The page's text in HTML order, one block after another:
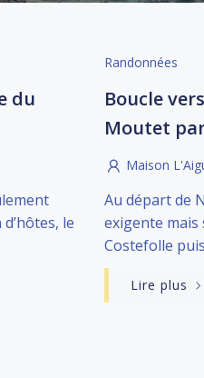
du
le
Randonnées
Boucle
Moutet
Maison
Au départ de
exigente
Costefolle
Lire plus